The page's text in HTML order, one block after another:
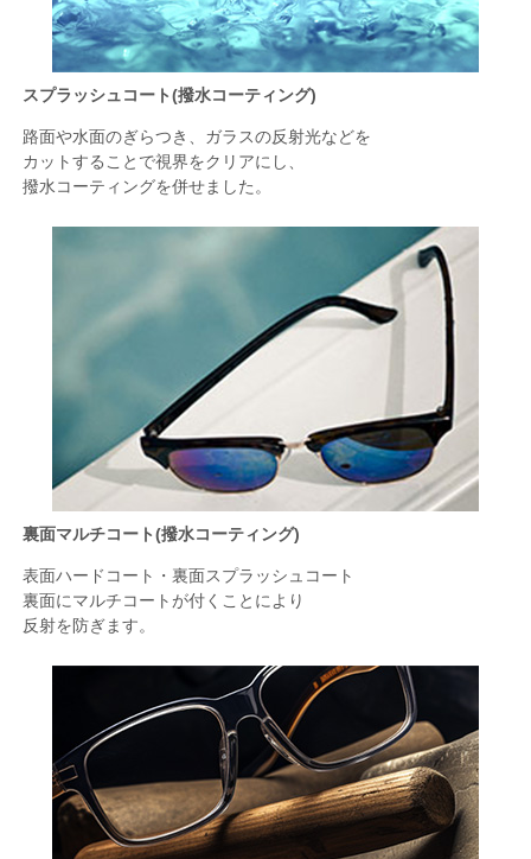
スプラッシュコート(撥水コーティング)
路面や水面のぎらつき、ガラスの反射光などを
カットすることで視界をクリアにし、
撥水コーティングを併せました。
裏面マルチコート(撥水コーティング)
表面ハードコート・裏面スプラッシュコート
裏面にマルチコートが付くことにより
反射を防ぎます。